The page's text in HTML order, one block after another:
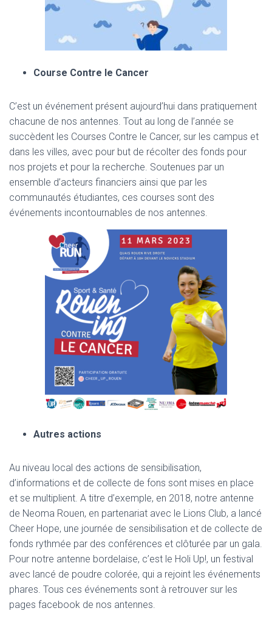
Course Contre le Cancer
C’est un événement présent aujourd’hui dans pratiquement
chacune de nos antennes. Tout au long de l’année se
succèdent les Courses Contre le Cancer, sur les campus et
dans les villes, avec pour but de récolter des fonds pour
nos projets et pour la recherche. Soutenues par un
ensemble d’acteurs financiers ainsi que par les
communautés étudiantes, ces courses sont des
événements incontournables de nos antennes.
Autres actions
Au niveau local des actions de sensibilisation,
d’informations et de collecte de fons sont mises en place
et se multiplient. A titre d’exemple, en 2018, notre antenne
de Neoma Rouen, en partenariat avec le Lions Club, a lancé
Cheer Hope, une journée de sensibilisation et de collecte de
fonds rythmée par des conférences et clôturée par un gala.
Pour notre antenne bordelaise, c’est le Holi Up!, un festival
avec lancé de poudre colorée, qui a rejoint les événements
phares. Tous ces événements sont à retrouver sur les
pages facebook de nos antennes.